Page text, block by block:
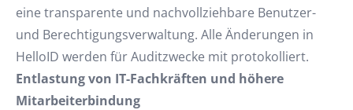
eine transparente und nachvollziehbare Benutzer-
und Berechtigungsverwaltung. Alle Änderungen in
HelloID werden für Auditzwecke mit protokolliert.
Entlastung von IT-Fachkräften und höhere
Mitarbeiterbindung